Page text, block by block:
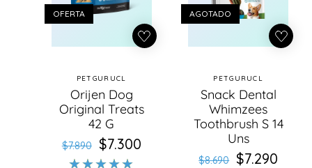
OFERTA
Proveedor:
PETGURUCL
Orijen Dog
Original Treats
42 G
Precio
habitual
$7.890
Precio
de
$7.300
AGOTADO
Proveedor:
PETGURUCL
Snack Dental
Whimzees
Toothbrush S 14
Uns
Precio
$8.690
Precio
$7.290